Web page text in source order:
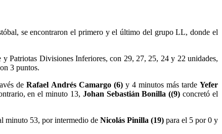
se encontraron el primero y el último del grupo LL, donde el
Patriotas Divisiones Inferiores, con 29, 27, 25, 24 y 22 unidades,
3 puntos.
deRafael Andrés Camargo (6) y 4 minutos más tardeYefer
en el minuto 13, Johan Sebastián Bonilla ((9) concretó el
minuto 53, por intermedio de Nicolás Pinilla (19) para el 5 por 0 y